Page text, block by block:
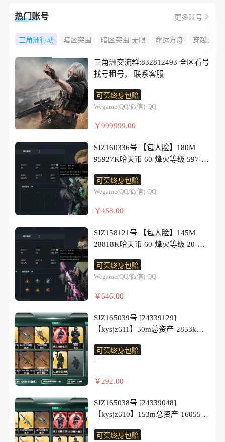
热门账号 更多账号
三角洲行动 暗区突围 暗区突围·无限 命运方舟 穿越火线
三角洲交流群:832812493 全区看号
找号租号， 联系客服
可买终身包赔
Wegame(QQ/微信)-QQ
￥999999.00
SJZ160336号 【包人脸】180M
95927K哈夫币 60-烽火等级 597-三
【近战武器】 黑鹰 【干员外观】
银翼-未结卷宗 【传说枪皮】 AUG
勇者之境 杠杆式步枪-清算时刻 SV-
98狙击步枪-清算时刻 QJB201轻机
KC17突击步枪-旧日审判 M249轻
机枪-港口艺术家 PSG-1射手步枪-
特攻 QBZ95-1突击步枪-战术甲胄
可买终身包赔
Wegame(QQ/微信)-QQ
￥468.00
SJZ158121号 【包人脸】145M
28818K哈夫币 60-烽火等级 20-三
【近战武器】 坠星者 处刑者 黑鹰
【干员外观】 蛊-不羁人生 红狼-电
条 93R-捞点薯条 UZI冲锋枪-特斯
拉线圈 AK-12突击步枪-特斯拉线
圈 M4A1突击步枪-阿米娅 SCAR-H
击步枪-悠然茶歇 MK47突击步枪-
K437突击步枪-锦绣 SMG-45冲锋
枪-锦绣 ASh
可买终身包赔
Wegame(QQ/微信)-QQ
￥646.00
SJZ165039号 [24339129]
【kysjz611】50m总资产-2853k哈
级-列兵
【干员外观】：骇爪-维什戴尔，红
【传说外观】：M4A1突击步枪-阿
米娅，M4A1突击步枪-墨冰，AK-
枪-启航，CAR-15突击步枪-阿米
可买终身包赔
-
￥292.00
SJZ165038号 [24339048]
【kysjz610】153m总资产-16055k
级-军士长
可买终身包赔